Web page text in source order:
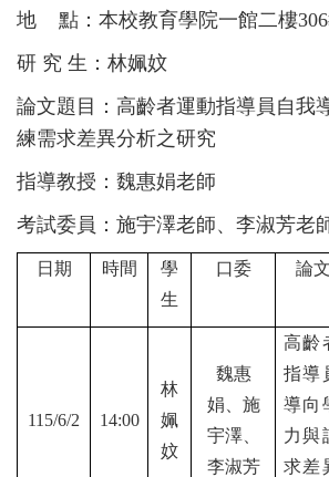
地 點：本校教育學院一館二樓
研 究 生：林姵妏
論文題目：高齡者運動指導員自我
練需求差異分析之研究
指導教授：魏惠娟老師
考試委員：施宇澤老師、李淑芳老
日期 時間
學
生
口委 論
115/6/2 14:00
林
姵
妏
魏惠
娟、施
宇澤、
李淑芳
高齡
指導
導向
力與
求差